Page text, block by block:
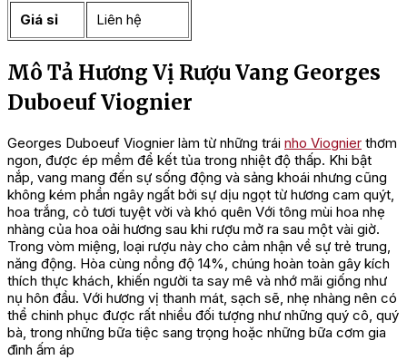
Giá sỉ Liên hệ
Mô Tả Hương Vị Rượu Vang Georges
Duboeuf Viognier
Georges Duboeuf Viognier làm từ những trái nho Viognier thơm
ngon, được ép mềm để kết tủa trong nhiệt độ thấp. Khi bật
nắp, vang mang đến sự sống động và sảng khoái nhưng cũng
không kém phần ngây ngất bởi sự dịu ngọt từ hương cam quýt,
hoa trắng, cỏ tươi tuyệt vời và khó quên Với tông mùi hoa nhẹ
nhàng của hoa oải hương sau khi rượu mở ra sau một vài giờ.
Trong vòm miệng, loại rượu này cho cảm nhận về sự trẻ trung,
năng động. Hòa cùng nồng độ 14%, chúng hoàn toàn gây kích
thích thực khách, khiến người ta say mê và nhớ mãi giống như
nụ hôn đầu. Với hương vị thanh mát, sạch sẽ, nhẹ nhàng nên có
thể chinh phục được rất nhiều đối tượng như những quý cô, quý
bà, trong những bữa tiệc sang trọng hoặc những bữa cơm gia
đình ấm áp